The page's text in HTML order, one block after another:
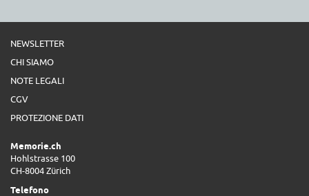
NEWSLETTER
CHI SIAMO
NOTE LEGALI
CGV
PROTEZIONE DATI
Memorie.ch
Hohlstrasse 100
CH-8004 Zürich
Telefono